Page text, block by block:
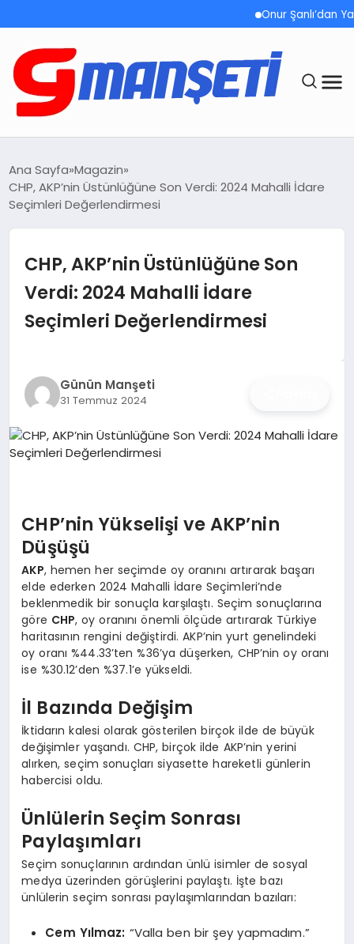
Onur Şanlı’dan
DEMOLAR
OYUN
ANA DEMO
TEKNOLOJI
KRIPTO PARA
GEZI & SEYAHAT
OYUN
Ana Sayfa Magazin
CHP, AKP’nin Üstünlüğüne Son Verdi: 2024 Mahalli İdare
Seçimleri Değerlendirmesi
CHP, AKP’nin Üstünlüğüne Son
Verdi: 2024 Mahalli İdare
Seçimleri Değerlendirmesi
Günün Manşeti
31 Temmuz 2024
CHP’nin Yükselişi ve AKP’nin
Düşüşü
AKP, hemen her seçimde oy oranını artırarak başarı
elde ederken 2024 Mahalli İdare Seçimleri’nde
beklenmedik bir sonuçla karşılaştı. Seçim sonuçlarına
göre CHP, oy oranını önemli ölçüde artırarak Türkiye
haritasının rengini değiştirdi. AKP’nin yurt genelindeki
oy oranı %44.33’ten %36’ya düşerken, CHP’nin oy oranı
ise %30.12’den %37.1’e yükseldi.
İl Bazında Değişim
İktidarın kalesi olarak gösterilen birçok ilde de büyük
değişimler yaşandı. CHP, birçok ilde AKP’nin yerini
alırken, seçim sonuçları siyasette hareketli günlerin
habercisi oldu.
Ünlülerin Seçim Sonrası
Paylaşımları
Seçim sonuçlarının ardından ünlü isimler de sosyal
medya üzerinden görüşlerini paylaştı. İşte bazı
ünlülerin seçim sonrası paylaşımlarından bazıları:
Cem Yılmaz: “Valla ben bir şey yapmadım.”